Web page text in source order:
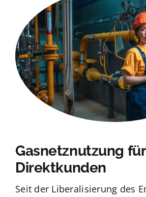
Gasnetznutzung für
Direktkunden
Seit der Liberalisierung des